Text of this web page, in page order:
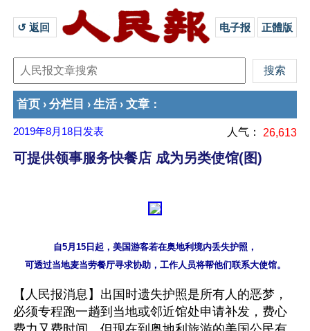
↺ 返回 电子报 正體版
首页 › 分栏目 › 生活 › 文章 ：
2019年8月18日 发表 人气： 26,613
可提供领事服务快餐店 成为另类使馆(图)
自5月15日起，美国游客若在奥地利境内丢失护照，
【人民报消息】出国时遗失护照是所有人的恶梦，
必须专程跑一趟到当地或邻近馆处申请补发，费心